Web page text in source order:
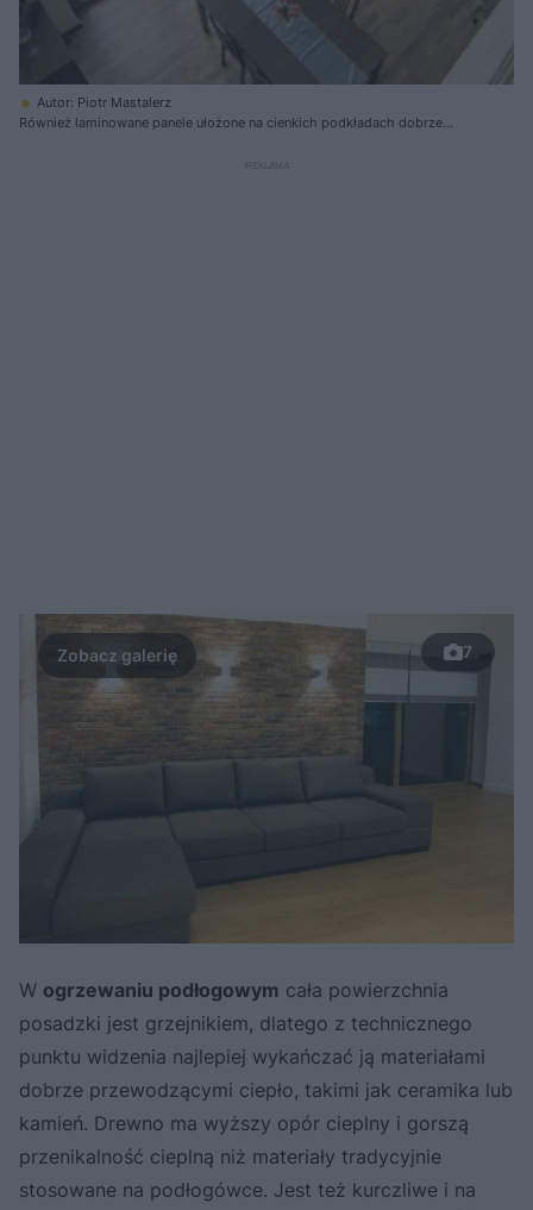
Autor: Piotr Mastalerz
Również laminowane panele ułożone na cienkich podkładach dobrze
7
W ogrzewaniu podłogowym cała powierzchnia
posadzki jest grzejnikiem, dlatego z technicznego
punktu widzenia najlepiej wykańczać ją materiałami
dobrze przewodzącymi ciepło, takimi jak ceramika lub
kamień. Drewno ma wyższy opór cieplny i gorszą
przenikalność cieplną niż materiały tradycyjnie
stosowane na podłogówce. Jest też kurczliwe i na